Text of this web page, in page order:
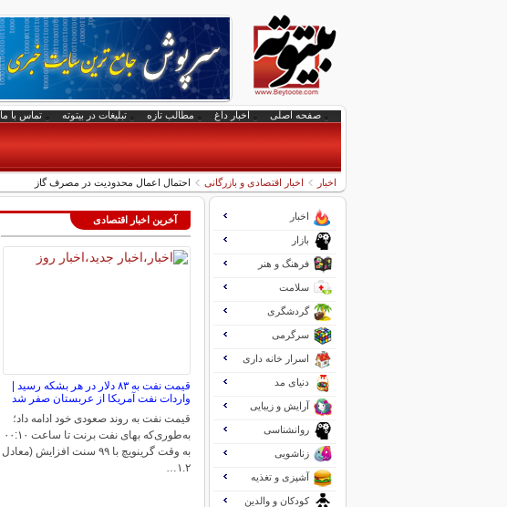
صفحه اصلی اخبار داغ مطالب تازه تبلیغات در بیتوته تماس با ما
اخبار اخبار اقتصادی و بازرگانی احتمال اعمال محدودیت در مصرف گاز
آخرین اخبار اقتصادی
قیمت نفت به ۸۳ دلار در هر بشکه رسید |
واردات نفت آمریکا از عربستان صفر شد
قیمت نفت به روند صعودی خود ادامه داد؛
به‌طوری‌که بهای نفت برنت تا ساعت ۰۰:۱۰
به وقت گرینویچ با ۹۹ سنت افزایش (معادل
۱.۲…
اخبار
بازار
فرهنگ و هنر
سلامت
گردشگری
سرگرمی
اسرار خانه داری
دنیای مد
آرایش و زیبایی
روانشناسی
زناشویی
آشپزی و تغذیه
کودکان و والدین